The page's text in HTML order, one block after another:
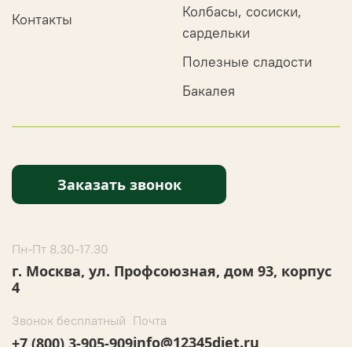
Контакты
Колбасы, сосиски,
сардельки
Полезные сладости
Бакалея
Заказать звонок
Пн-Пт 8.30-17.30
г. Москва, ул. Профсоюзная, дом 93, корпус
4
Звонок бесплатный
+7 (800) 3-905-909
Почта
info@12345diet.ru